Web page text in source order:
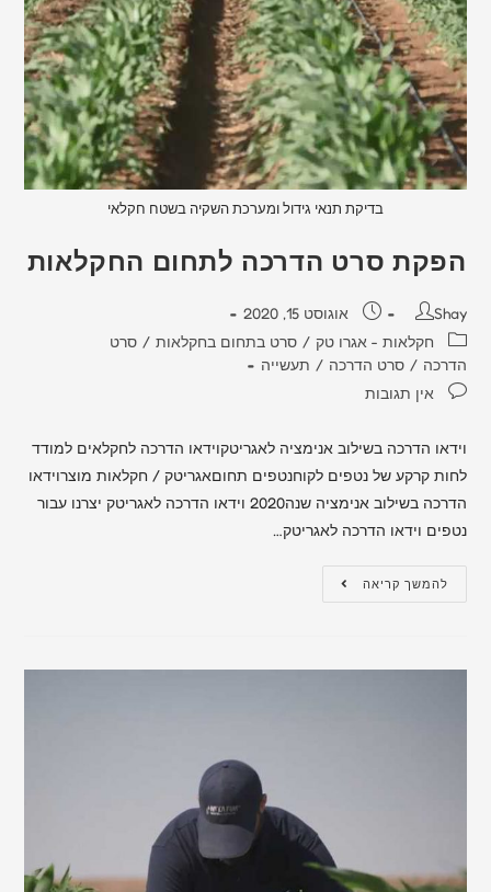
בדיקת תנאי גידול ומערכת השקיה בשטח חקלאי
הפקת סרט הדרכה לתחום החקלאות
Shay
אוגוסט 15, 2020
חקלאות - אגרו טק / סרט בתחום בחקלאות / סרט
הדרכה / סרט הדרכה / תעשייה
אין תגובות
וידאו הדרכה בשילוב אנימציה לאגריטקוידאו הדרכה לחקלאים למודד
לחות קרקע של נטפים לקוחנטפים תחוםאגריטק / חקלאות מוצרוידאו
הדרכה בשילוב אנימציה שנה2020 וידאו הדרכה לאגריטק יצרנו עבור
נטפים וידאו הדרכה לאגריטק…
להמשך קריאה